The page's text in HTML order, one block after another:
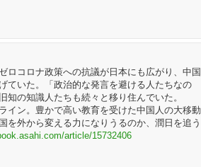
ロコロナ政策への抗議が日本にも広がり、中国
ていた。「政治的な発言を避ける人たちなの
知の知識人たちも続々と移り住んでいた。
イン。豊かで高い教育を受けた中国人の大移動
を外から変える力になりうるのか、潤日を追う
article/15732406